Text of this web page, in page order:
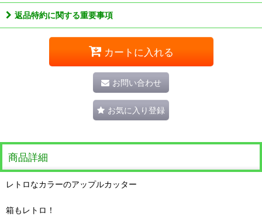
返品特約に関する重要事項
カートに入れる
お問い合わせ
お気に入り登録
商品詳細
レトロなカラーのアップルカッター
箱もレトロ！